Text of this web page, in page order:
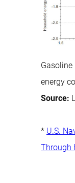
Gasoline
energy
Source:
* U.S.
Through